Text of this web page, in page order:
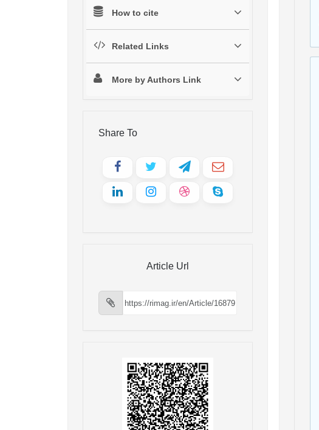
How to cite
Related Links
More by Authors Link
Share To
Article Url